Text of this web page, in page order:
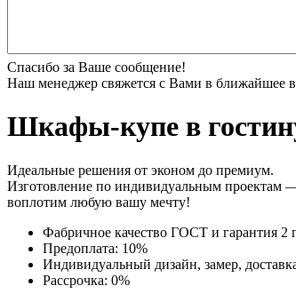
Спасибо за Ваше сообщение!
Наш менеджер свяжется с Вами в ближайшее
Шкафы-купе в
Идеальные решения от эконом до премиум.
Изготовление по индивидуальным проектам
воплотим любую вашу мечту!
Фабричное качество ГОСТ и гарантия 2
Предоплата: 10%
Индивидуальный дизайн, замер,
Рассрочка: 0%